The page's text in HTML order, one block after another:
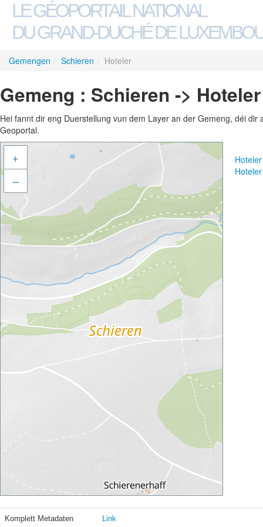
LE GÉOPORTAIL NATIONAL
DU GRAND-DUCHÉ DE
Gemengen / Schieren / Hoteler
Gemeng : Schieren -> Hoteler
Hei fannt dir eng Duerstellung vun dem Layer an der Gemeng, déi
Geoportal.
+
–
Komplett Metadaten Link